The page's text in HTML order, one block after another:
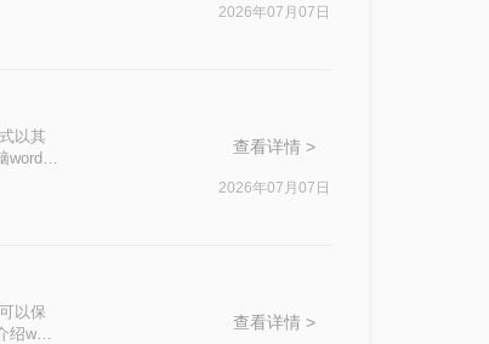
2026年07月07日
以其
word转
查看详情 >
2026年07月07日
以保
word
查看详情 >